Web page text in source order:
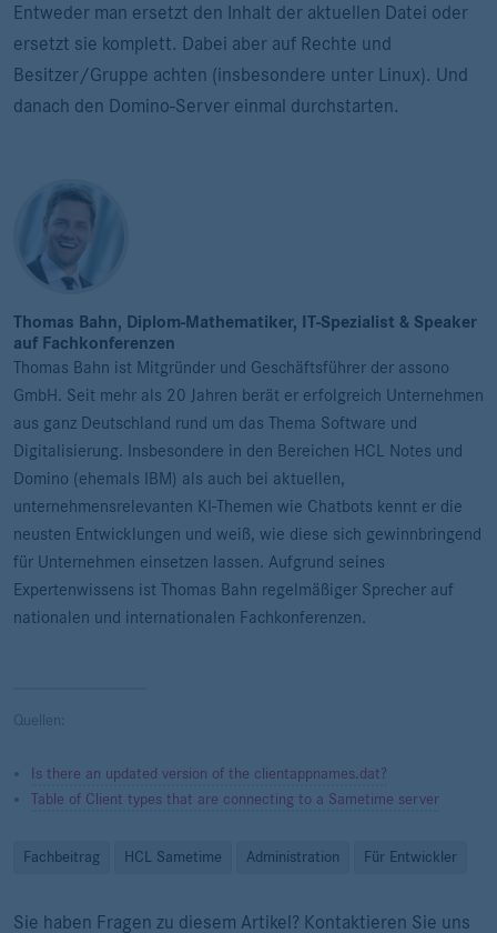
Entweder man ersetzt den Inhalt der aktuellen Datei oder
ersetzt sie komplett. Dabei aber auf Rechte und
Besitzer/Gruppe achten (insbesondere unter Linux). Und
danach den Domino-Server einmal durchstarten.
Thomas Bahn, Diplom-Mathematiker, IT-Spezialist & Speaker
auf Fachkonferenzen
Thomas Bahn ist Mitgründer und Geschäftsführer der assono
GmbH. Seit mehr als 20 Jahren berät er erfolgreich Unternehmen
aus ganz Deutschland rund um das Thema Software und
Digitalisierung. Insbesondere in den Bereichen HCL Notes und
Domino (ehemals IBM) als auch bei aktuellen,
unternehmensrelevanten KI-Themen wie Chatbots kennt er die
neusten Entwicklungen und weiß, wie diese sich gewinnbringend
für Unternehmen einsetzen lassen. Aufgrund seines
Expertenwissens ist Thomas Bahn regelmäßiger Sprecher auf
nationalen und internationalen Fachkonferenzen.
Quellen:
Is there an updated version of the clientappnames.dat?
Table of Client types that are connecting to a Sametime server
Fachbeitrag HCL Sametime Administration Für Entwickler
Sie haben Fragen zu diesem Artikel? Kontaktieren Sie uns